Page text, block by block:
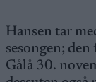
Hansen tar
sesongen;
Gålå 30.